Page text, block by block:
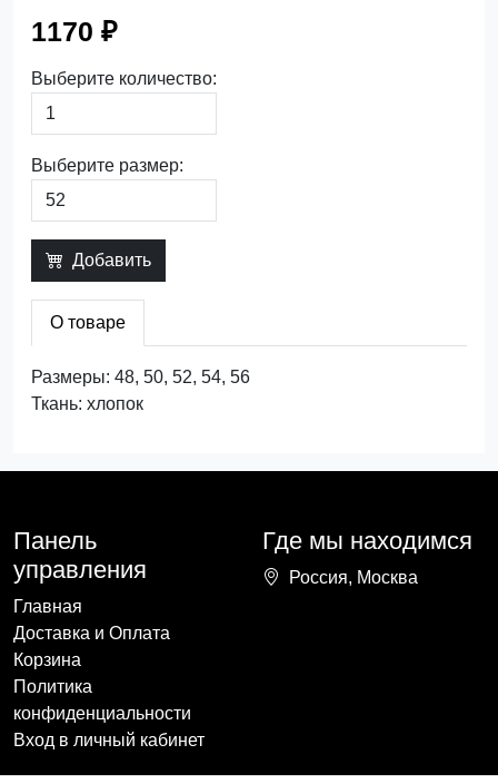
1170 ₽
Выберите количество:
Выберите размер:
Добавить
О товаре
Размеры: 48, 50, 52, 54, 56
Ткань: хлопок
Панель
управления
Главная
Доставка и Оплата
Корзина
Политика
конфиденциальности
Вход в личный кабинет
Где мы находимся
Россия, Москва